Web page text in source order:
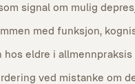
signal om mulig
med funksjon,
hos eldre i
ved mistanke om